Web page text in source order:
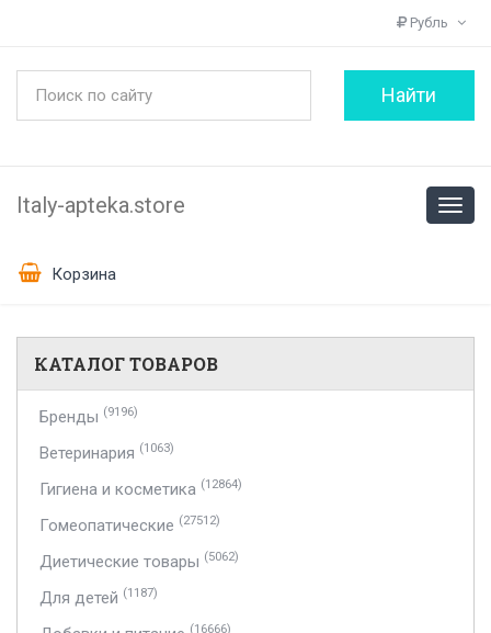
Рубль
Italy-apteka.store
Корзина
КАТАЛОГ ТОВАРОВ
Бренды (9196)
Ветеринария (1063)
Гигиена и косметика (12864)
Гомеопатические (27512)
Диетические товары (5062)
Для детей (1187)
(16666)